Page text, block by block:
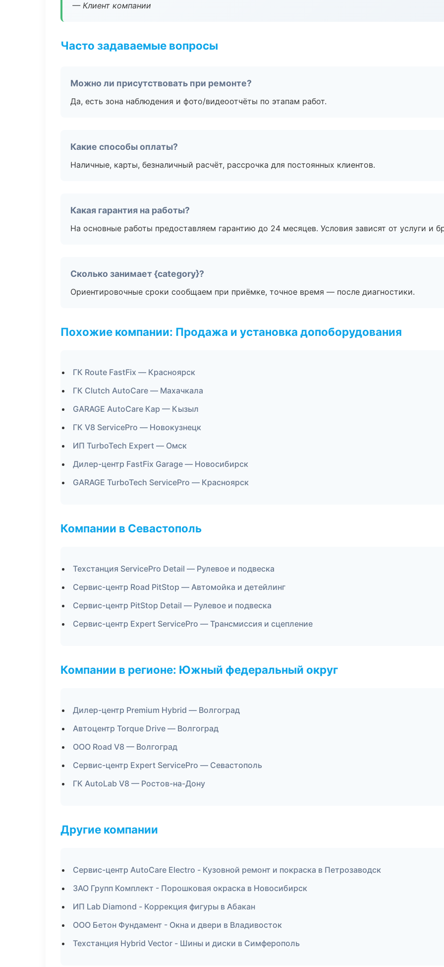
— Клиент компании
Часто задаваемые вопросы
Можно ли присутствовать при ремонте?
Да, есть зона наблюдения и фото/видеоотчёты по этапам работ.
Какие способы оплаты?
Наличные, карты, безналичный расчёт, рассрочка для постоянных клиентов.
Какая гарантия на работы?
На основные работы предоставляем гарантию до 24 месяцев. Условия зависят от услуги и
Сколько занимает {category}?
Ориентировочные сроки сообщаем при приёмке, точное время — после диагностики.
Похожие компании: Продажа и установка допоборудования
ГК Route FastFix — Красноярск
ГК Clutch AutoCare — Махачкала
GARAGE AutoCare Кар — Кызыл
ГК V8 ServicePro — Новокузнецк
ИП TurboTech Expert — Омск
Дилер-центр FastFix Garage — Новосибирск
GARAGE TurboTech ServicePro — Красноярск
Компании в Севастополь
Техстанция ServicePro Detail — Рулевое и подвеска
Сервис-центр Road PitStop — Автомойка и детейлинг
Сервис-центр PitStop Detail — Рулевое и подвеска
Сервис-центр Expert ServicePro — Трансмиссия и сцепление
Компании в регионе: Южный федеральный округ
Дилер-центр Premium Hybrid — Волгоград
Автоцентр Torque Drive — Волгоград
ООО Road V8 — Волгоград
Сервис-центр Expert ServicePro — Севастополь
ГК AutoLab V8 — Ростов-на-Дону
Другие компании
Сервис-центр AutoCare Electro - Кузовной ремонт и покраска в Петрозаводск
ЗАО Групп Комплект - Порошковая окраска в Новосибирск
ИП Lab Diamond - Коррекция фигуры в Абакан
ООО Бетон Фундамент - Окна и двери в Владивосток
Техстанция Hybrid Vector - Шины и диски в Симферополь